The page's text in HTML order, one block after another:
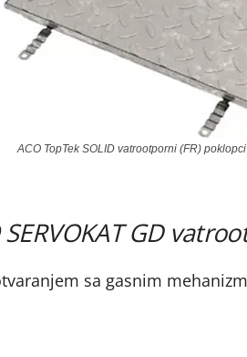
ACO TopTek SOLID vatrootporni (FR)
SERVOKAT GD
sa gasnim